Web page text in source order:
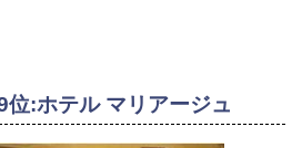
位:ホテル マリアージュ